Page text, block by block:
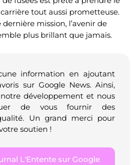
tout aussi prometteuse.
mission, l’avenir de
plus brillant que jamais.
information en ajoutant
sur Google News. Ainsi,
développement et nous
de vous fournir des
Un grand merci pour
soutien !
L'Entente sur Google